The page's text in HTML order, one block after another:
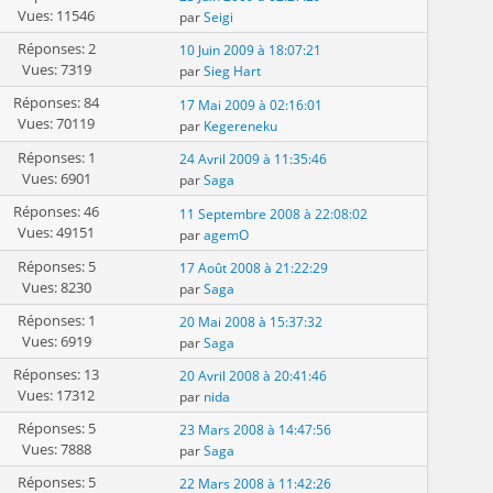
Vues: 11546
parSeigi
Réponses: 2
Vues: 7319
10 Juin 2009 à 18:07:21
parSieg Hart
Réponses: 84
Vues: 70119
17 Mai 2009 à 02:16:01
par Kegereneku
Réponses: 1
Vues: 6901
24 Avril 2009 à 11:35:46
parSaga
Réponses: 46
Vues: 49151
11 Septembre 2008 à 22:08:02
paragemO
Réponses: 5
Vues: 8230
17 Août 2008 à 21:22:29
parSaga
Réponses: 1
Vues: 6919
20 Mai 2008 à 15:37:32
parSaga
Réponses: 13
Vues: 17312
20 Avril 2008 à 20:41:46
par nida
Réponses: 5
Vues: 7888
23 Mars 2008 à 14:47:56
parSaga
Réponses: 5
22 Mars 2008 à 11:42:26